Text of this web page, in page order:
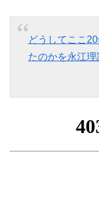
どうしてここ
たのかを永江